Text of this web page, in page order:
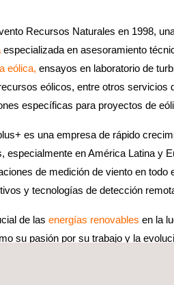
Recursos Naturales en 1998,
especializada en asesoramiento
eólica, ensayos en laboratorio de
eólicos, entre otros servicios
específicas para proyectos de
es una empresa de rápido
especialmente en América Latina y
de medición de viento en todo
y tecnologías de detección
de las energías renovables en la
su pasión por su trabajo y la